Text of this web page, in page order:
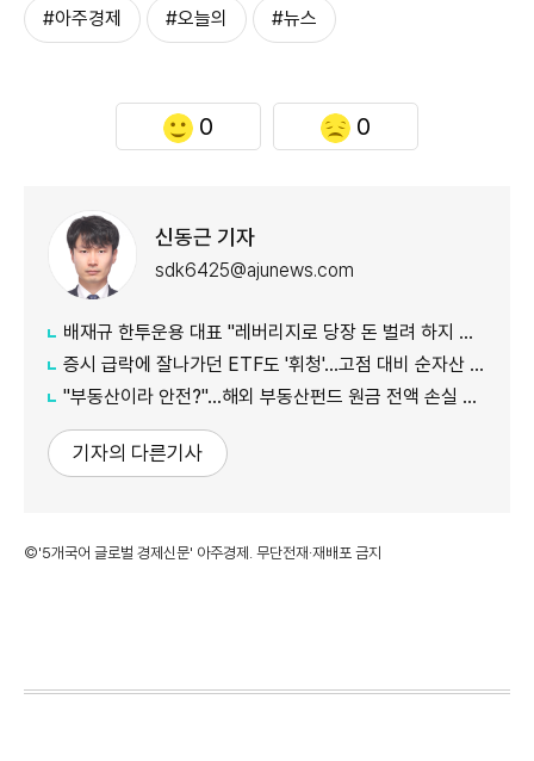
#아주경제 #오늘의 #뉴스
0 0
신동근 기자
sdk6425@ajunews.com
배재규 한투운용 대표 "레버리지로 당장 돈 벌려 하지 마라…투자는 '방향과 시간'"
증시 급락에 잘나가던 ETF도 '휘청'…고점 대비 순자산 100조원 증발
"부동산이라 안전?"…해외 부동산펀드 원금 전액 손실 주의보
기자의 다른기사
©'5개국어 글로벌 경제신문' 아주경제. 무단전재·재배포 금지